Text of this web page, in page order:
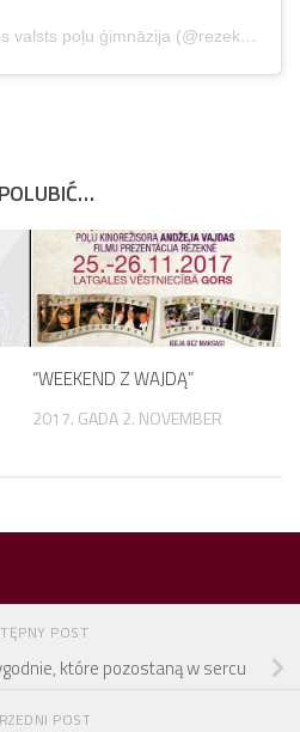
A post shared by Rēzeknes valsts poļu ģimnāzija (@rezeknes_valsts_polu_gimnazija)
“WEEKEND Z WAJDĄ”
2017. GADA 2. NOVEMBER
POST
które pozostaną w sercu
POST